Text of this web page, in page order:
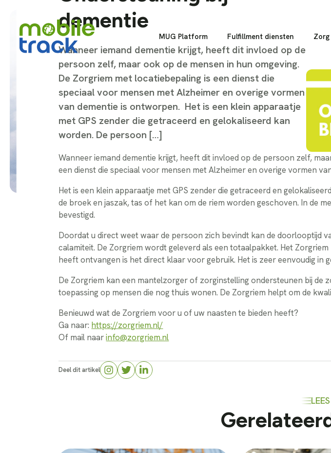
MUG Platform Fulfillment diensten Zorg
dementie
Wanneer iemand dementie krijgt, heeft dit invloed op de
persoon zelf, maar ook op de mensen in hun omgeving.
De Zorgriem met locatiebepaling is een dienst die
speciaal voor mensen met Alzheimer en overige vormen
van dementie is ontworpen. Het is een klein apparaatje
met GPS zender die getraceerd en gelokaliseerd kan
worden. De persoon […]
Wanneer iemand dementie krijgt, heeft dit invloed op de persoon zelf,
een dienst die speciaal voor mensen met Alzheimer en overige vormen
Het is een klein apparaatje met GPS zender die getraceerd en
de broek en jaszak, tas of het kan om de riem worden geschoven. In de
bevestigd.
Doordat u direct weet waar de persoon zich bevindt kan de doorlooptijd
calamiteit. De Zorgriem wordt geleverd als een totaalpakket. Het
heeft ontvangen is het direct klaar voor gebruik. Het is zeer eenvoudig in
De Zorgriem kan een mantelzorger of zorginstelling ondersteunen bij de
toepassing op mensen die nog thuis wonen. De Zorgriem helpt om de
Benieuwd wat de Zorgriem voor u of uw naasten te bieden heeft?
Ga naar: https://zorgriem.nl/
Of mail naarinfo@zorgriem.nl
Deel dit artikel